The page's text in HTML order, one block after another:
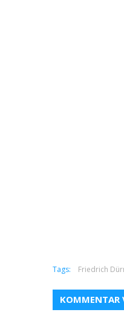
Tags: Friedrich
KOMMENTAR